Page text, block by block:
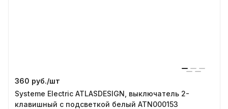
360 руб./шт
Systeme Electric ATLASDESIGN, выключатель 2-
клавишный с подсветкой белый ATN000153